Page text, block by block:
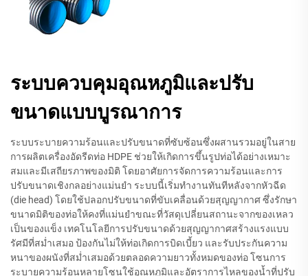
ระบบควบคุมอุณหภูมิและปรับ
ขนาดแบบบูรณาการ
ระบบระบายความร้อนและปรับขนาดที่ซับซ้อนซึ่งผสานรวมอยู่ในสาย
การผลิตเครื่องอัดรีดท่อ HDPE ช่วยให้เกิดการขึ้นรูปท่อได้อย่างเหมาะ
สมและมีเสถียรภาพของมิติ โดยอาศัยการจัดการความร้อนและการ
ปรับขนาดเชิงกลอย่างแม่นยำ ระบบนี้เริ่มทำงานทันทีหลังจากหัวฉีด
(die head) โดยใช้ปลอกปรับขนาดที่ขับเคลื่อนด้วยสุญญากาศ ซึ่งรักษา
ขนาดมิติของท่อให้คงที่แม่นยำขณะที่วัสดุเปลี่ยนสถานะจากของเหลว
เป็นของแข็ง เทคโนโลยีการปรับขนาดด้วยสุญญากาศสร้างแรงแบบ
รัศมีที่สม่ำเสมอ ป้องกันไม่ให้ท่อเกิดการบิดเบี้ยว และรับประกันความ
หนาของผนังที่สม่ำเสมอด้วยตลอดความยาวทั้งหมดของท่อ โซนการ
ระบายความร้อนหลายโซนใช้อุณหภูมิและอัตราการไหลของน้ำที่ปรับ